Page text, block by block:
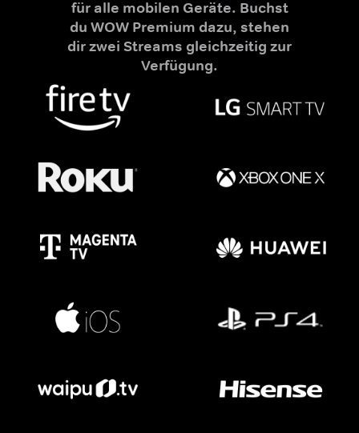
für alle mobilen Geräte. Buchst
du WOW Premium dazu, stehen
dir zwei Streams gleichzeitig zur
Verfügung.